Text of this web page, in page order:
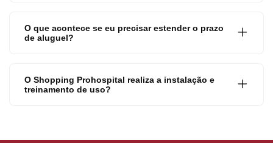
O que acontece se eu precisar estender o prazo
de aluguel?
O Shopping Prohospital realiza a instalação e
treinamento de uso?